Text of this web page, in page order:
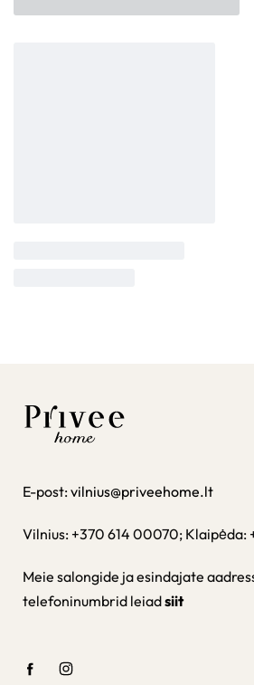
E-post:vilnius@priveehome.lt
Vilnius: +370 614 00070; Klaipėda:
Meie salongide ja esindajate
telefoninumbrid leiadsiit